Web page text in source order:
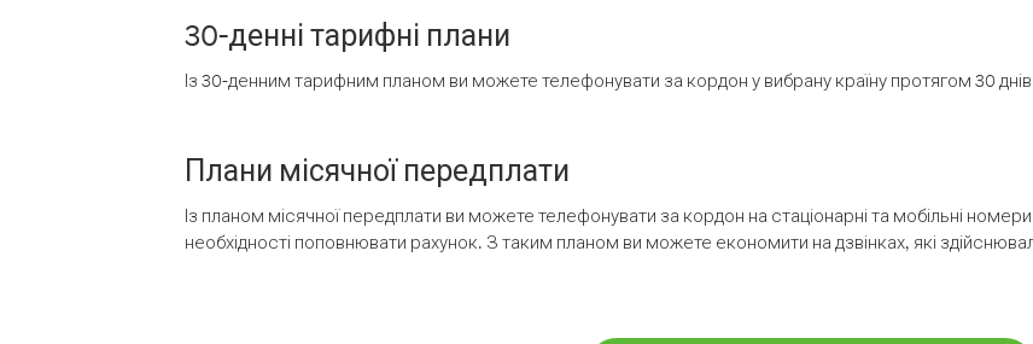
30-денні тарифні плани
Із 30-денним тарифним планом ви можете телефонувати за кордон у вибрану країну протягом 30
Плани місячної передплати
Із планом місячної передплати ви можете телефонувати за кордон на стаціонарні та мобільні
необхідності поповнювати рахунок. З таким планом ви можете економити на дзвінках, які